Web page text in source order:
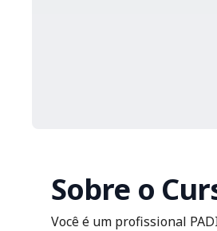
Sobre o
Você é um profissional